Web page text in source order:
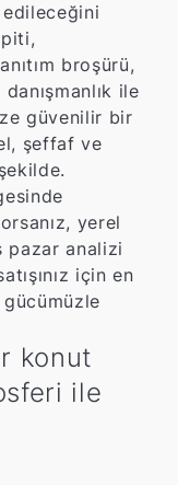
edileceğini
broşürü,
ile
güvenilir bir
şeffaf ve
yerel
pazar analizi
için en
konut
ile